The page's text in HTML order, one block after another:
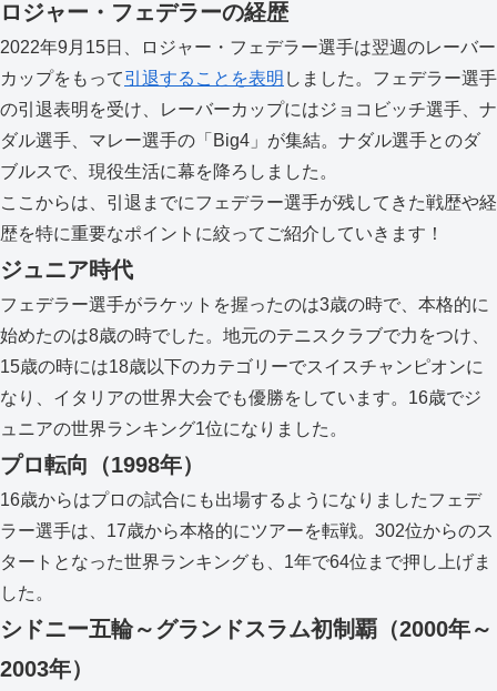
ロジャー・フェデラーの経歴
2022年9月15日、ロジャー・フェデラー選手は翌週のレーバー
カップをもって引退することを表明 しました。フェデラー選手
の引退表明を受け、レーバーカップにはジョコビッチ選手、ナ
ダル選手、マレー選手の「Big4」が集結。ナダル選手とのダ
ブルスで、現役生活に幕を降ろしました。
ここからは、引退までにフェデラー選手が残してきた戦歴や経
歴を特に重要なポイントに絞ってご紹介していきます！
ジュニア時代
フェデラー選手がラケットを握ったのは3歳の時で、本格的に
始めたのは8歳の時でした。地元のテニスクラブで力をつけ、
15歳の時には18歳以下のカテゴリーでスイスチャンピオンに
なり、イタリアの世界大会でも優勝をしています。16歳でジ
ュニアの世界ランキング1位になりました。
プロ転向（1998年）
16歳からはプロの試合にも出場するようになりましたフェデ
ラー選手は、17歳から本格的にツアーを転戦。302位からのス
タートとなった世界ランキングも、1年で64位まで押し上げま
した。
シドニー五輪～グランドスラム初制覇（2000年～
2003年）